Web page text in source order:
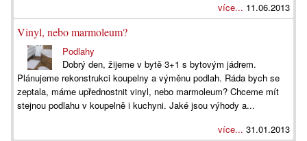
více... 11.06.2013
Vinyl, nebo marmoleum?
Podlahy
Dobrý den, žijeme v bytě 3+1 s bytovým jádrem.
Plánujeme rekonstrukci koupelny a výměnu podlah. Ráda bych se
zeptala, máme upřednostnit vinyl, nebo marmoleum? Chceme mít
stejnou podlahu v koupelně i kuchyni. Jaké jsou výhody a...
více... 31.01.2013